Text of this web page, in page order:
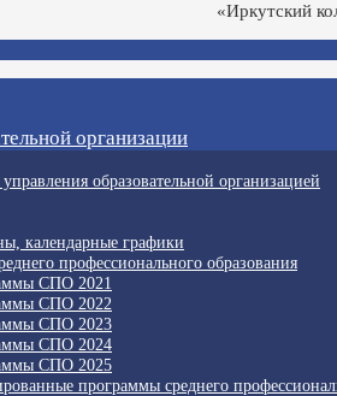
«Иркутский
организации
образовательной организацией
календарные графики
профессионального образования
СПО 2021
СПО 2022
СПО 2023
СПО 2024
СПО 2025
программы среднего